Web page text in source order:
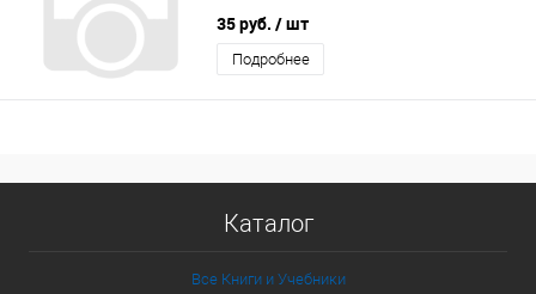
35 руб. / шт
Подробнее
Каталог
Все Книги и Учебники